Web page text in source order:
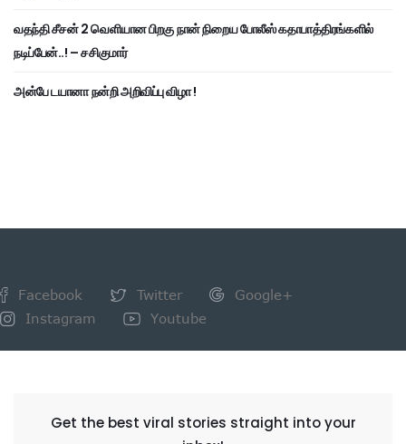
வதந்தி சீசன் 2 வெளியான பிறகு நான் நிறைய போலீஸ் கதாபாத்திரங்களில்
நடிப்பேன்..! – சசிகுமார்
அன்பே டயானா நன்றி அறிவிப்பு விழா !
Facebook Twitter
Google+
Instagram
Youtube
Get the best viral stories straight into your